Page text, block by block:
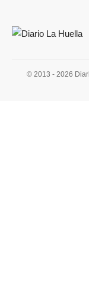
© 2013 - 2026